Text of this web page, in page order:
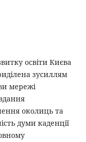
освіти Києва
зусиллям
мережі
околиць та
думи каденції